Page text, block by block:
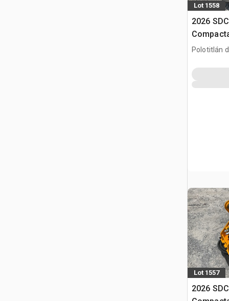
Lot 1558
2026
części -
Polotitlán
Lot 1557
2026